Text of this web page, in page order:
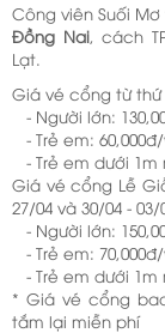
Công viên Suối
Đồng Nai, cách
Lạt.
Giá vé cổng từ thứ
- Người lớn:
- Trẻ em:
- Trẻ em dưới 1m
Giá vé cổng Lễ
27/04 và 30/04 - 03/
- Người lớn:
- Trẻ em:
- Trẻ em dưới 1m
* Giá vé cổng
tắm lại miễn phí